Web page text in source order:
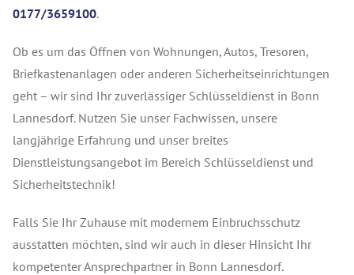
0177/3659100.
Ob es um das Öffnen von Wohnungen, Autos, Tresoren,
Briefkastenanlagen oder anderen Sicherheitseinrichtungen
geht – wir sind Ihr zuverlässiger Schlüsseldienst in Bonn
Lannesdorf. Nutzen Sie unser Fachwissen, unsere
langjährige Erfahrung und unser breites
Dienstleistungsangebot im Bereich Schlüsseldienst und
Sicherheitstechnik!
Falls Sie Ihr Zuhause mit modernem Einbruchsschutz
ausstatten möchten, sind wir auch in dieser Hinsicht Ihr
kompetenter Ansprechpartner in Bonn Lannesdorf.